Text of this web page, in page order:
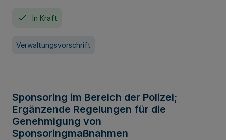
In Kraft
Verwaltungsvorschrift
Sponsoring im Bereich der Polizei;
Ergänzende Regelungen für die
Genehmigung von
Sponsoringmaßnahmen